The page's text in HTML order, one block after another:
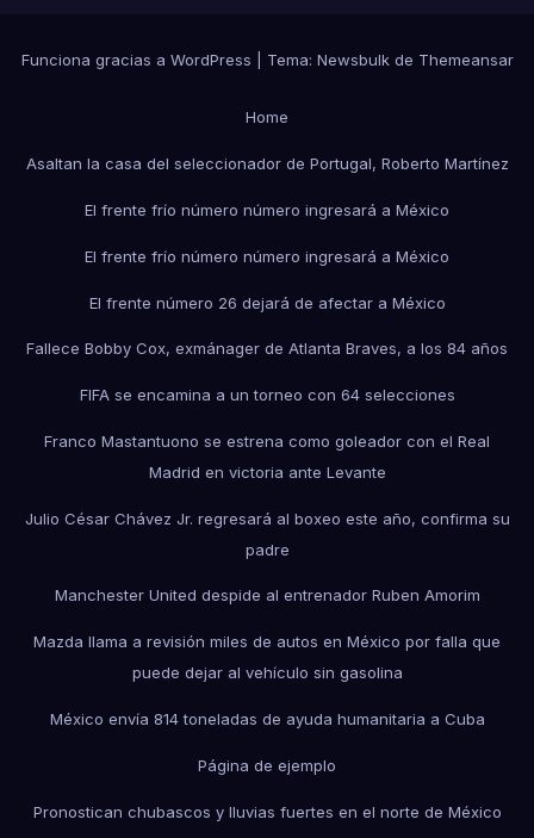
Funciona gracias a WordPress Tema: Newsbulkde Themeansar
Home
Asaltan la casa del seleccionador de Portugal, Roberto Martínez
El frente frío número número ingresará a México
El frente frío número número ingresará a México
El frente número 26 dejará de afectar a México
Fallece Bobby Cox, exmánager de Atlanta Braves, a los 84 años
FIFA se encamina a un torneo con 64 selecciones
Franco Mastantuono se estrena como goleador con el Real
Madrid en victoria ante Levante
Julio César Chávez Jr. regresará al boxeo este año, confirma su
padre
Manchester United despide al entrenador Ruben Amorim
Mazda llama a revisión miles de autos en México por falla que
puede dejar al vehículo sin gasolina
México envía 814 toneladas de ayuda humanitaria a Cuba
Página de ejemplo
Pronostican chubascos y lluvias fuertes en el norte de México